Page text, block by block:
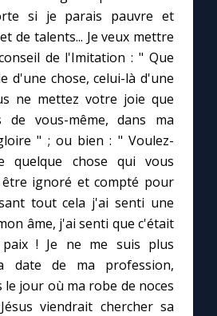
si je parais pauvre et
de talents... Je veux mettre
de l'Imitation : " Que
d'une chose, celui-là d'une
ne mettez votre joie que
de vous-même, dans ma
" ; ou bien : " Voulez-
quelque chose qui vous
être ignoré et compté pour
tout cela j'ai senti une
âme, j'ai senti que c'était
! Je ne me suis plus
date de ma profession,
le jour où ma robe de noces
viendrait chercher sa